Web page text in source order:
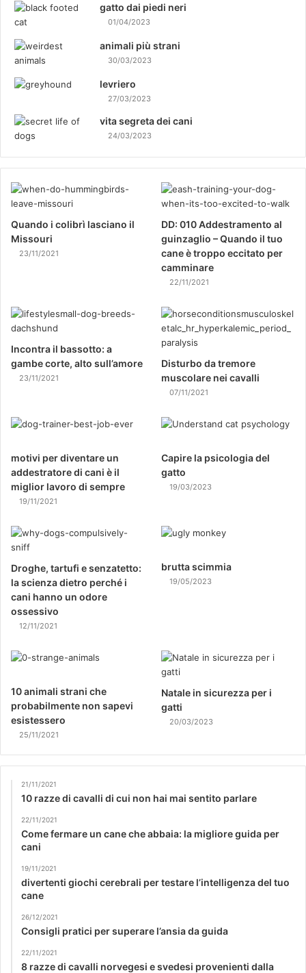
gatto dai piedi neri
01/04/2023
animali più strani
30/03/2023
levriero
27/03/2023
vita segreta dei cani
24/03/2023
Quando i colibrì lasciano il
Missouri
23/11/2021
DD: 010 Addestramento al
guinzaglio – Quando il tuo
cane è troppo eccitato per
camminare
22/11/2021
Incontra il bassotto: a
gambe corte, alto sull’amore
23/11/2021
Disturbo da tremore
muscolare nei cavalli
07/11/2021
motivi per diventare un
addestratore di cani è il
miglior lavoro di sempre
19/11/2021
Capire la psicologia del
gatto
19/03/2023
Droghe, tartufi e senzatetto:
la scienza dietro perché i
cani hanno un odore
ossessivo
12/11/2021
brutta scimmia
19/05/2023
10 animali strani che
probabilmente non sapevi
esistessero
25/11/2021
Natale in sicurezza per i
gatti
20/03/2023
21/11/2021
10 razze di cavalli di cui non hai mai sentito parlare
22/11/2021
Come fermare un cane che abbaia: la migliore guida per
cani
19/11/2021
divertenti giochi cerebrali per testare l’intelligenza del tuo
cane
26/12/2021
Consigli pratici per superare l’ansia da guida
22/11/2021
8 razze di cavalli norvegesi e svedesi provenienti dalla